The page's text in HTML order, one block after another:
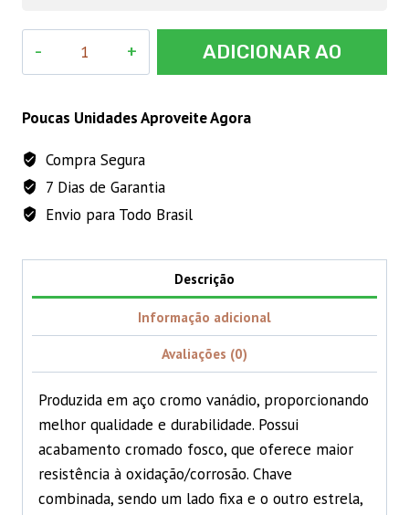
Cromo
Vonder
-
11mm
ADICIONAR AO
Poucas Unidades Aproveite Agora
Compra Segura
7 Dias de Garantia
Envio para Todo Brasil
Descrição
Informação adicional
Avaliações (0)
Produzida em aço cromo vanádio, proporcionando
melhor qualidade e durabilidade. Possui
acabamento cromado fosco, que oferece maior
resistência à oxidação/corrosão. Chave
combinada, sendo um lado fixa e o outro estrela,